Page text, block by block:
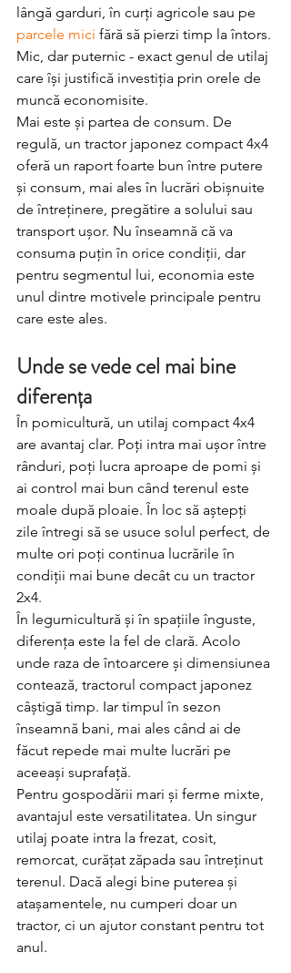
lângă garduri, în curți agricole sau pe
parcele mici fără să pierzi timp la întors.
Mic, dar puternic - exact genul de utilaj
care își justifică investiția prin orele de
muncă economisite.
Mai este și partea de consum. De
regulă, un tractor japonez compact 4x4
oferă un raport foarte bun între putere
și consum, mai ales în lucrări obișnuite
de întreținere, pregătire a solului sau
transport ușor. Nu înseamnă că va
consuma puțin în orice condiții, dar
pentru segmentul lui, economia este
unul dintre motivele principale pentru
care este ales.
Unde se vede cel mai bine
diferența
În pomicultură, un utilaj compact 4x4
are avantaj clar. Poți intra mai ușor între
rânduri, poți lucra aproape de pomi și
ai control mai bun când terenul este
moale după ploaie. În loc să aștepți
zile întregi să se usuce solul perfect, de
multe ori poți continua lucrările în
condiții mai bune decât cu un tractor
2x4.
În legumicultură și în spațiile înguste,
diferența este la fel de clară. Acolo
unde raza de întoarcere și dimensiunea
contează, tractorul compact japonez
câștigă timp. Iar timpul în sezon
înseamnă bani, mai ales când ai de
făcut repede mai multe lucrări pe
aceeași suprafață.
Pentru gospodării mari și ferme mixte,
avantajul este versatilitatea. Un singur
utilaj poate intra la frezat, cosit,
remorcat, curățat zăpada sau întreținut
terenul. Dacă alegi bine puterea și
atașamentele, nu cumperi doar un
tractor, ci un ajutor constant pentru tot
anul.